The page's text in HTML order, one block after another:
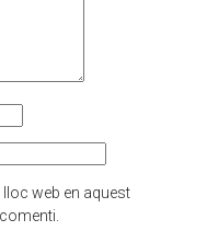
web en aquest